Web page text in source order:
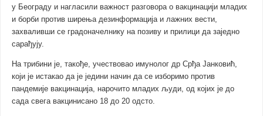
у Београду и нагласили важност разговора о вакцинацији младих
и борби против ширења дезинформација и лажних вести,
захваливши се градоначелнику на позиву и прилици да заједно
сарађују.
На трибини је, такође, учествовао имунолог др Срђа Јанковић,
који је истакао да је једини начин да се изборимо против
пандемије вакцинација, нарочито младих људи, од којих је до
сада свега вакцинисано 18 до 20 одсто.